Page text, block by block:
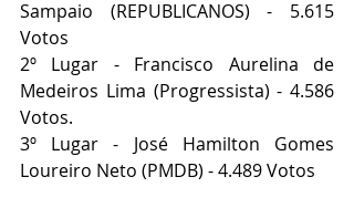
Sampaio (REPUBLICANOS) - 5.615
Votos
2º Lugar - Francisco Aurelina de
Medeiros Lima (Progressista) - 4.586
Votos.
3º Lugar - José Hamilton Gomes
Loureiro Neto (PMDB) - 4.489 Votos